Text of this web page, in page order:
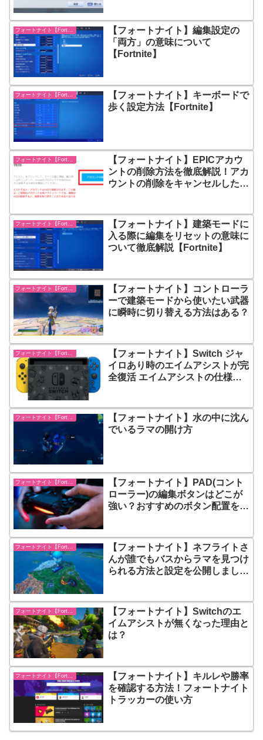
フォートナイト【Fortnite】
【フォートナイト】編集設定の
「両方」の意味について
【Fortnite】
フォートナイト【Fortnite】
【フォートナイト】キーボードで
歩く設定方法【Fortnite】
【フォートナイト】EPICアカウ
ントの削除方法を徹底解説！アカ
ウントの削除をキャンセルしたい
フォートナイト【Fortnite】
【フォートナイト】建築モードに
入る際に編集をリセットの意味に
ついて徹底解説【Fortnite】
フォートナイト【Fortnite】
【フォートナイト】コントローラ
ーで建築モードから使いたい武器
に瞬時に切り替える方法はある？
【フォートナイト】Switch ジャ
イロあり時のエイムアシストが完
全復活 エイムアシストの仕様を
フォートナイト【Fortnite】
【フォートナイト】水の中に沈ん
でいるラマの開け方
フォートナイト【Fortnite】
【フォートナイト】PAD(コント
ローラー)の編集ボタンはどこが
強い？おすすめのボタン配置を紹
【フォートナイト】ネフライトさ
んが誰でもバスからラマを見つけ
られる方法と設定を公開しまし
フォートナイト【Fortnite】
【フォートナイト】Switchのエ
イムアシストが無くなった理由と
は？
フォートナイト【Fortnite】
【フォートナイト】キルレや勝率
を確認する方法！フォートナイト
トラッカーの使い方